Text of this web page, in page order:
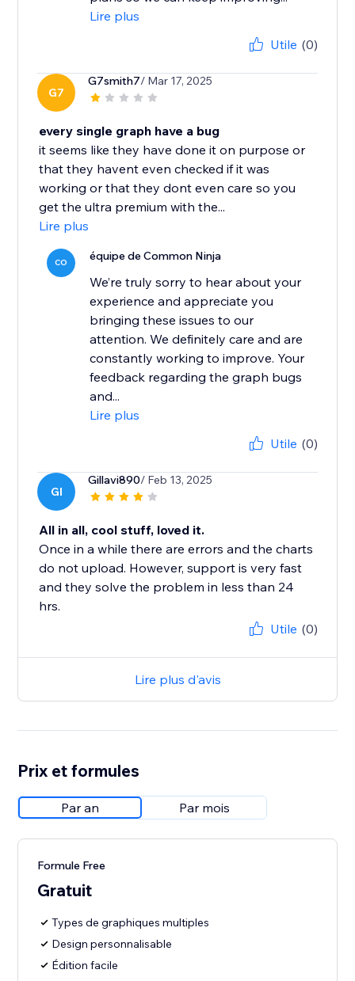
Lire plus
Utile (0)
G7
G7smith7/ Mar 17, 2025
every single graph have a bug
it seems like they have done it on purpose or
that they havent even checked if it was
working or that they dont even care so you
get the ultra premium with the...
Lire plus
CO équipe de Common Ninja
We’re truly sorry to hear about your
experience and appreciate you
bringing these issues to our
attention. We definitely care and are
constantly working to improve. Your
feedback regarding the graph bugs
and...
Lire plus
Utile (0)
GI
Gillavi890/ Feb 13, 2025
All in all, cool stuff, loved it.
Once in a while there are errors and the charts
do not upload. However, support is very fast
and they solve the problem in less than 24
hrs.
Utile (0)
Lire plus d'avis
Prix et formules
Par an Par mois
Formule Free
Gratuit
Types de graphiques multiples
Design personnalisable
Édition facile